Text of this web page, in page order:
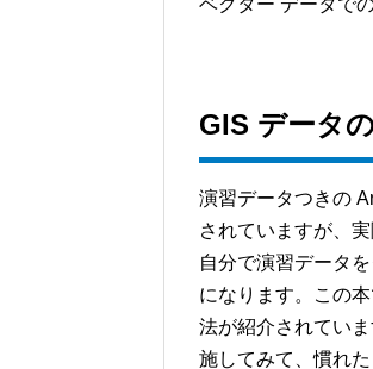
ベクター データで
GIS データ
演習データつきの
されていますが、
自分で演習データ
になります。この本
法が紹介されてい
施してみて、慣れ